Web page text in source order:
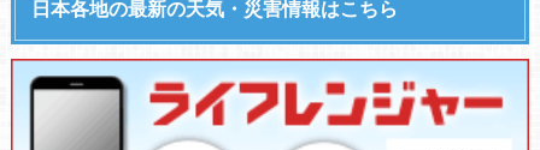
日本各地の最新の天気・災害情報はこちら